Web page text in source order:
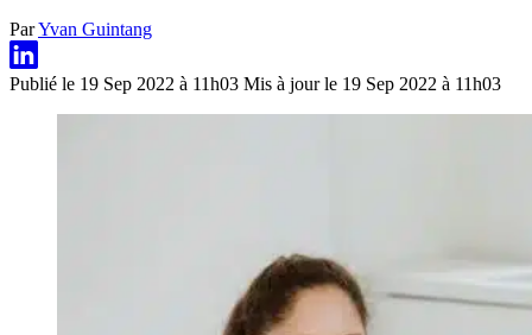
ParYvan Guintang
Publié le 19 Sep 2022 à 11h03 Mis à jour le 19 Sep 2022 à 11h03